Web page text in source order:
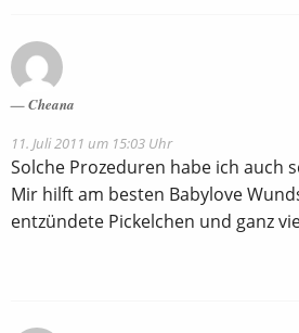
Cheana
11. Juli 2011 um 15:03 Uhr
Solche Prozeduren habe ich auch
Mir hilft am besten Babylove
entzündete Pickelchen und ganz